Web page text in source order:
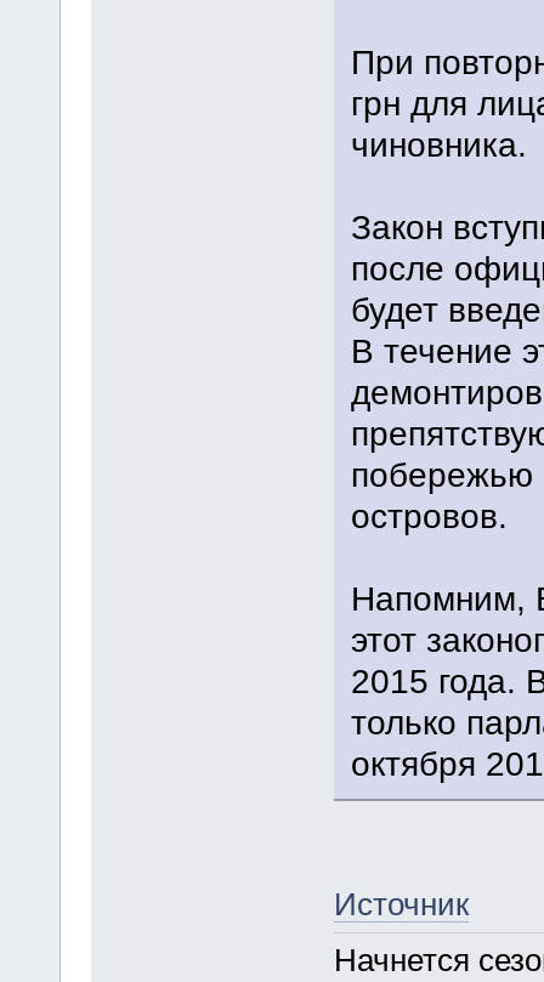
При
грн для
чиновника.
Закон
после
будет
В течение
побережью
островов.
Напомним,
этот
2015 года.
только
октября
Источник
Начнется